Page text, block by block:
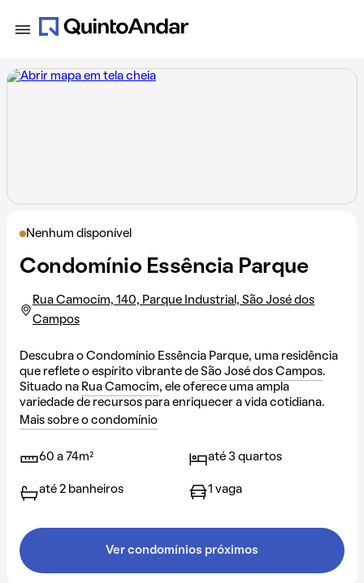
Nenhum disponível
Condomínio Essência Parque
Rua Camocim, 140, Parque Industrial, São José dos
Campos
Descubra o Condomínio Essência Parque, uma residência
que reflete o espírito vibrante de São José dos Campos.
Situado na Rua Camocim, ele oferece uma ampla
variedade de recursos para enriquecer a vida cotidiana.
Mais sobre o condomínio
60 a 74m² até 3 quartos
até 2 banheiros 1 vaga
Ver condomínios próximos